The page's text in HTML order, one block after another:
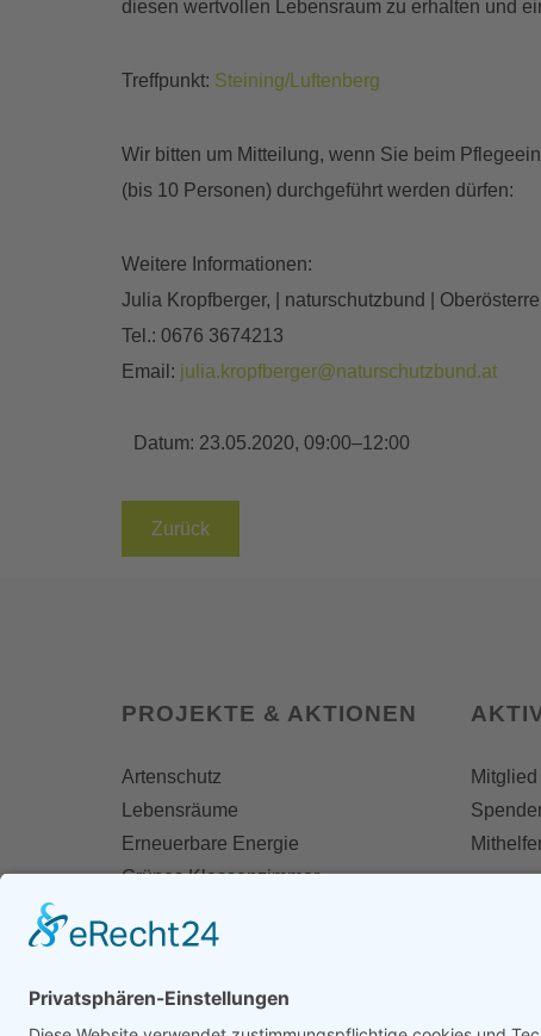
diesen wertvollen Lebensraum zu erhalten und
Treffpunkt: Steining/Luftenberg
Wir bitten um Mitteilung, wenn Sie beim
(bis 10 Personen) durchgeführt werden dürfen:
Weitere Informationen:
Julia Kropfberger, | naturschutzbund |
Tel.: 0676 3674213
Email: julia.kropfberger@naturschutzbund.at
Datum: 23.05.2020, 09:00–12:00
Zurück
PROJEKTE & AKTIONEN
Artenschutz
Lebensräume
Erneuerbare Energie
Grünes Klassenzimmer
Tage/Woche der Artenvielfalt